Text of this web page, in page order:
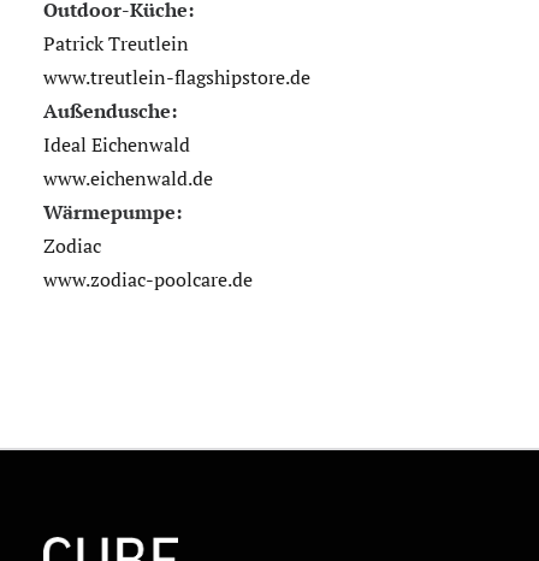
Outdoor-Küche:
Patrick Treutlein
www.treutlein-flagshipstore.de
Außendusche:
Ideal Eichenwald
www.eichenwald.de
Wärmepumpe:
Zodiac
www.zodiac-poolcare.de